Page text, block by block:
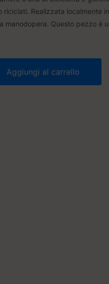
riciclati. Realizzata localmente
manodopera. Questo pezzo è
Aggiungi al carrello